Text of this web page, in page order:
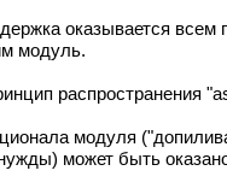
оказывается всем
модуль.
распространения
модуля
может быть